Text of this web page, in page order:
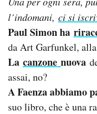
CALENDARIO
AREA PERSONALE
Area Personale
Newsletter
Notifiche mobile
l’indomani, ci si
Paul Simon ha
da Art Garfunkel,
La canzone nuova
assai, no?
A Faenza abbiamo
suo libro, che è una